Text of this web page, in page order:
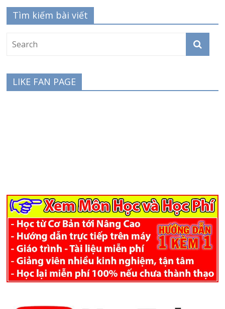
Tìm kiếm bài viết
LIKE FAN PAGE